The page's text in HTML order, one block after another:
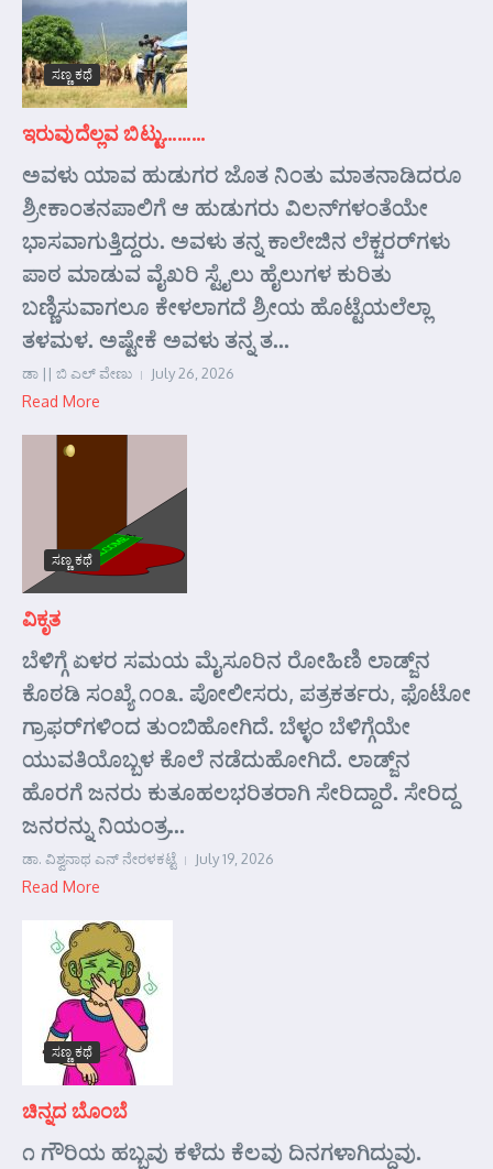
ಸಣ್ಣ ಕಥೆ
ಇರುವುದೆಲ್ಲವ ಬಿಟ್ಟು………
ಅವಳು ಯಾವ ಹುಡುಗರ ಜೊತ ನಿಂತು ಮಾತನಾಡಿದರೂ
ಶ್ರೀಕಾಂತನಪಾಲಿಗೆ ಆ ಹುಡುಗರು ವಿಲನ್‌ಗಳಂತೆಯೇ
ಭಾಸವಾಗುತ್ತಿದ್ದರು. ಅವಳು ತನ್ನ ಕಾಲೇಜಿನ ಲೆಕ್ಚರರ್‌ಗಳು
ಪಾಠ ಮಾಡುವ ವೈಖರಿ ಸ್ಟೈಲು ಹೈಲುಗಳ ಕುರಿತು
ಬಣ್ಣಿಸುವಾಗಲೂ ಕೇಳಲಾಗದೆ ಶ್ರೀಯ ಹೊಟ್ಟೆಯಲೆಲ್ಲಾ
ತಳಮಳ. ಅಷ್ಟೇಕೆ ಅವಳು ತನ್ನ ತ...
ಡಾ || ಬಿ ಎಲ್ ವೇಣು July 26, 2026
Read More
ಸಣ್ಣ ಕಥೆ
ವಿಕೃತ
ಬೆಳಿಗ್ಗೆ ಏಳರ ಸಮಯ ಮೈಸೂರಿನ ರೋಹಿಣಿ ಲಾಡ್ಜ್‌ನ
ಕೊಠಡಿ ಸಂಖ್ಯೆ ೧೦೩. ಪೋಲೀಸರು, ಪತ್ರಕರ್ತರು, ಫೊಟೋ
ಗ್ರಾಫರ್‌ಗಳಿಂದ ತುಂಬಿಹೋಗಿದೆ. ಬೆಳ್ಳಂ ಬೆಳಿಗ್ಗೆಯೇ
ಯುವತಿಯೊಬ್ಬಳ ಕೊಲೆ ನಡೆದುಹೋಗಿದೆ. ಲಾಡ್ಜ್‌ನ
ಹೊರಗೆ ಜನರು ಕುತೂಹಲಭರಿತರಾಗಿ ಸೇರಿದ್ದಾರೆ. ಸೇರಿದ್ದ
ಜನರನ್ನು ನಿಯಂತ್ರ...
ಡಾ. ವಿಶ್ವನಾಥ ಎನ್ ನೇರಳಕಟ್ಟೆ July 19, 2026
Read More
ಸಣ್ಣ ಕಥೆ
ಚಿನ್ನದ ಬೊಂಬೆ
೧ ಗೌರಿಯ ಹಬ್ಬವು ಕಳೆದು ಕೆಲವು ದಿನಗಳಾಗಿದ್ದುವು.